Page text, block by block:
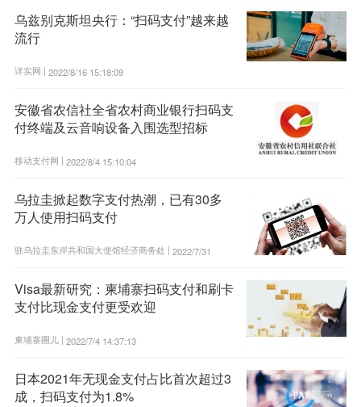
乌兹别克斯坦央行：“扫码支付”越来越
流行
详实网 | 2022/8/16 15:18:09
安徽省农信社全省农村商业银行扫码支
付终端及云音响设备入围选型招标
移动支付网 | 2022/8/4 15:10:04
乌拉圭掀起数字支付热潮，已有30多
万人使用扫码支付
驻乌拉圭东岸共和国大使馆经济商务处 | 2022/7/31
Visa最新研究：柬埔寨扫码支付和刷卡
支付比现金支付更受欢迎
柬埔寨圈儿 | 2022/7/4 14:37:13
日本2021年无现金支付占比首次超过3
成，扫码支付为1.8%